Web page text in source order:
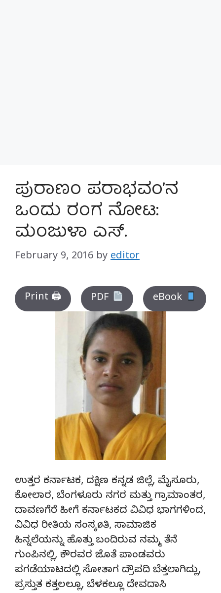
ಪುರಾಣಂ ಪರಾಭವಂ’ನ
ಒಂದು ರಂಗ ನೋಟ:
ಮಂಜುಳಾ ಎಸ್.
February 9, 2016 by editor
Print 🖨 PDF eBook
ಉತ್ತರ ಕರ್ನಾಟಕ, ದಕ್ಷಿಣ ಕನ್ನಡ ಜಿಲ್ಲೆ, ಮೈಸೂರು,
ಕೋಲಾರ, ಬೆಂಗಳೂರು ನಗರ ಮತ್ತು ಗ್ರಾಮಾಂತರ,
ದಾವಣಗೆರೆ ಹೀಗೆ ಕರ್ನಾಟಕದ ವಿವಿಧ ಭಾಗಗಳಿಂದ,
ವಿವಿಧ ರೀತಿಯ ಸಂಸ್ಕøತಿ, ಸಾಮಾಜಿಕ
ಹಿನ್ನಲೆಯನ್ನು ಹೊತ್ತು ಬಂದಿರುವ ನಮ್ಮ ತೆನೆ
ಗುಂಪಿನಲ್ಲಿ, ಕೌರವರ ಜೊತೆ ಪಾಂಡವರು
ಪಗಡೆಯಾಟದಲ್ಲಿ ಸೋತಾಗ ದ್ರೌಪದಿ ಬೆತ್ತಲಾಗಿದ್ಲು,
ಪ್ರಸ್ತುತ ಕತ್ತಲಲ್ಲೂ, ಬೆಳಕಲ್ಲೂ ದೇವದಾಸಿ